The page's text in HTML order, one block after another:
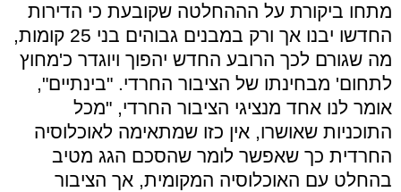
מתחו ביקורת על הההחלטה שקובעת כי הדירות
החדשו יבנו אך ורק במבנים גבוהים בני 25 קומות,
מה שגורם לכך הרובע החדש יהפוך ויוגדר כ'מחוץ
לתחום' מבחינתו של הציבור החרדי. "בינתיים",
אומר לנו אחד מנציגי הציבור החרדי, "מכל
התוכניות שאושרו, אין כזו שמתאימה לאוכלוסיה
החרדית כך שאפשר לומר שהסכם הגג מטיב
בהחלט עם האוכלוסיה המקומית, אך הציבור